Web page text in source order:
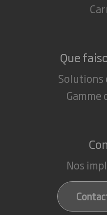
Que
Solutions
Gamme
Nos